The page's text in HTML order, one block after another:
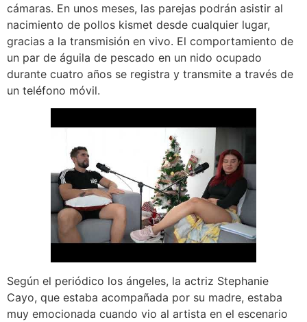
cámaras. En unos meses, las parejas podrán asistir al
nacimiento de pollos kismet desde cualquier lugar,
gracias a la transmisión en vivo. El comportamiento de
un par de águila de pescado en un nido ocupado
durante cuatro años se registra y transmite a través de
un teléfono móvil.
Según el periódico los ángeles, la actriz Stephanie
Cayo, que estaba acompañada por su madre, estaba
muy emocionada cuando vio al artista en el escenario